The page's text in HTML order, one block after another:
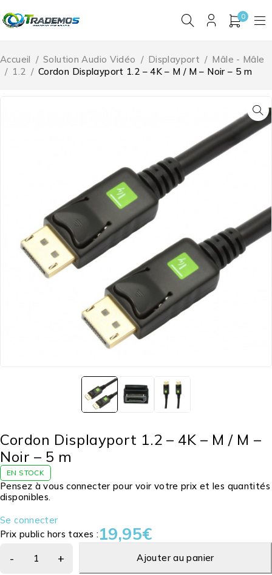
0
Accueil / Solution Audio Vidéo / Displayport / Mâle - Mâle
/ 1.2 / Cordon Displayport 1.2 – 4K – M / M – Noir – 5 m
Cordon Displayport 1.2 – 4K – M / M –
Noir – 5 m
EN STOCK
Pensez à vous connecter pour voir votre prix et les quantités
disponibles.
Se connecter
Prix public hors taxes :19,95€
Ajouter au panier